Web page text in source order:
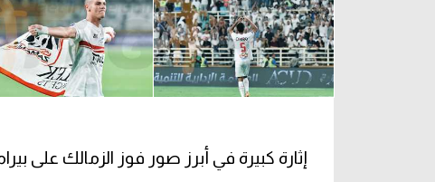
إثارة كبيرة في أبرز صور فوز الزمالك على